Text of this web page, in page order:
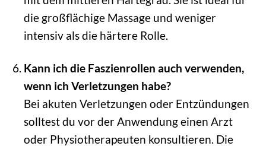
die großflächige Massage und weniger
intensiv als die härtere Rolle.
Kann ich die Faszienrollen auch verwenden,
wenn ich Verletzungen habe?
Bei akuten Verletzungen oder Entzündungen
solltest du vor der Anwendung einen Arzt
oder Physiotherapeuten konsultieren. Die